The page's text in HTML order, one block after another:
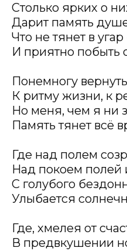
Столько ярких о
Дарит память
Что не тянет в
И приятно побыть
Понемногу
К ритму жизни, к
Но меня, чем я ни
Память тянет всё
Где над полем
Над покоем полей
С голубого
Улыбается
Где, хмелея от
В предвкушении